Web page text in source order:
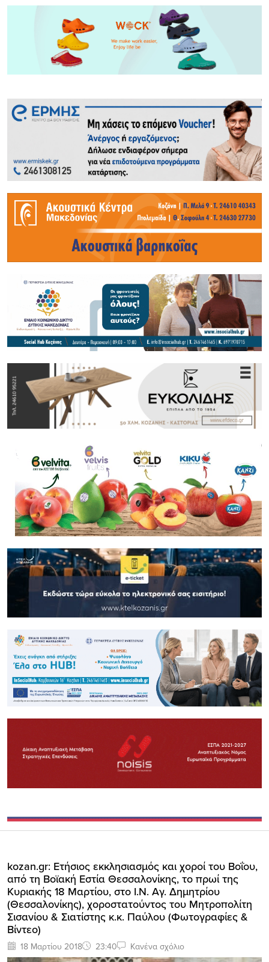
kozan.gr: Ετήσιος εκκλησιασμός και χοροί του Βοΐου,
από τη Βοϊακή Εστία Θεσσαλονίκης, το πρωί της
Κυριακής 18 Μαρτίου, στο Ι.Ν. Αγ. Δημητρίου
(Θεσσαλονίκης), χοροστατούντος του Μητροπολίτη
Σισανίου & Σιατίστης κ.κ. Παύλου (Φωτογραφίες &
Βίντεο)
18 Μαρτίου 2018 23:40 Κανένα σχόλιο